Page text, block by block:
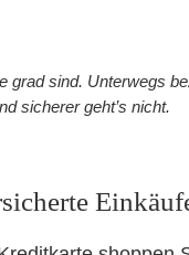
grad sind. Unterwegs
sicherer geht’s nicht.